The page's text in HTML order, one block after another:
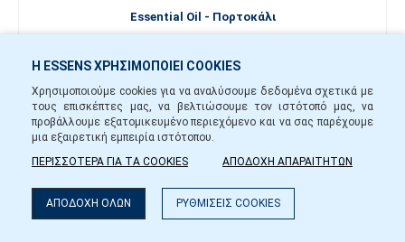
Essential Oil - Πορτοκάλι
Η ESSENS ΧΡΗΣΙΜΟΠΟΙΕΙ COOKIES
Χρησιμοποιούμε cookies για να αναλύσουμε δεδομένα σχετικά με
τους επισκέπτες μας, να βελτιώσουμε τον ιστότοπό μας, να
προβάλλουμε εξατομικευμένο περιεχόμενο και να σας παρέχουμε
μια εξαιρετική εμπειρία ιστότοπου.
ΠΕΡΙΣΣΟΤΕΡΑ ΓΙΑ ΤΑ COOKIES
ΑΠΟΔΟΧΗ ΑΠΑΡΑΙΤΗΤΩΝ
ΑΠΟΔΟΧΗ ΟΛΩΝ ΡΥΘΜΙΣΕΙΣ COOKIES